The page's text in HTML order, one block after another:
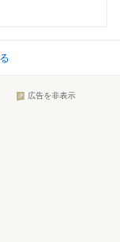
広告を非表示